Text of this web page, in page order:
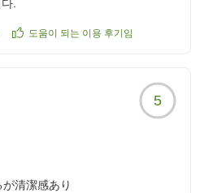
.
도움이 되는 이용 후기임
5
清潔感あり